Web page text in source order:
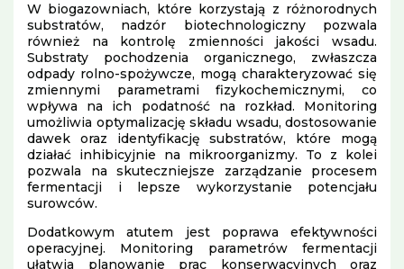
W biogazowniach, które korzystają z różnorodnych
substratów, nadzór biotechnologiczny pozwala
również na kontrolę zmienności jakości wsadu.
Substraty pochodzenia organicznego, zwłaszcza
odpady rolno-spożywcze, mogą charakteryzować się
zmiennymi parametrami fizykochemicznymi, co
wpływa na ich podatność na rozkład. Monitoring
umożliwia optymalizację składu wsadu, dostosowanie
dawek oraz identyfikację substratów, które mogą
działać inhibicyjnie na mikroorganizmy. To z kolei
pozwala na skuteczniejsze zarządzanie procesem
fermentacji i lepsze wykorzystanie potencjału
surowców.
Dodatkowym atutem jest poprawa efektywności
operacyjnej. Monitoring parametrów fermentacji
ułatwia planowanie prac konserwacyjnych oraz